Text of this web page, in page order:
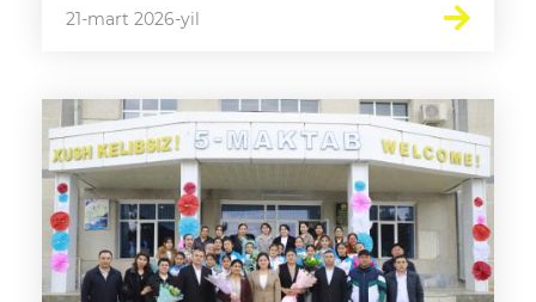
21-mart 2026-yil